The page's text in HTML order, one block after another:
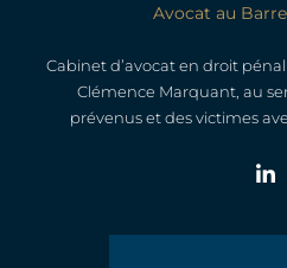
Avocat au
Cabinet d’avocat en droit
Clémence Marquant, au
prévenus et des victimes